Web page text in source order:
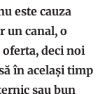
este cauza
un canal, o
oferta, deci noi
în același timp
sau bun